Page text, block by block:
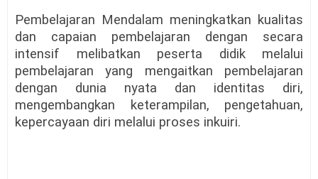
Pembelajaran Mendalam meningkatkan kualitas
dan capaian pembelajaran dengan secara
intensif melibatkan peserta didik melalui
pembelajaran yang mengaitkan pembelajaran
dengan dunia nyata dan identitas diri,
mengembangkan keterampilan, pengetahuan,
kepercayaan diri melalui proses inkuiri.